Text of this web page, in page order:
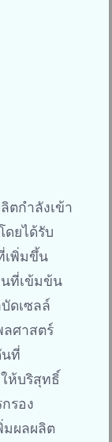
ตกำลังเข้า
ยได้รับ
เพิ่มขึ้น
ที่เข้มข้น
ดเซลล์
ลศาสตร์
นที่
ห้บริสุทธิ์
รอง
มผลผลิต